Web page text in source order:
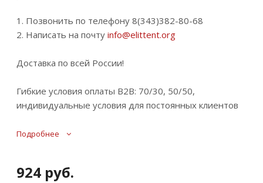
1. Позвонить по телефону 8(343)382-80-68
2. Написать на почту info@elittent.org
Доставка по всей России!
Гибкие условия оплаты B2B: 70/30, 50/50,
индивидуальные условия для постоянных клиентов
Подробнее
924 руб.